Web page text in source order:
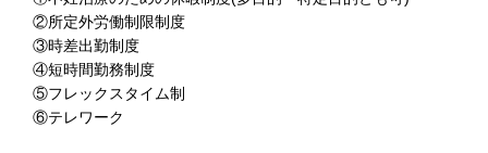
②所定外労働制限制度
③時差出勤制度
④短時間勤務制度
⑤フレックスタイム制
⑥テレワーク